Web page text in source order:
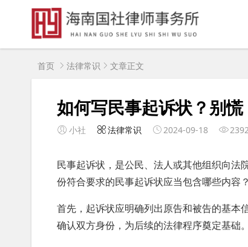
首页 法律常识 文章正文
如何写民事起诉状？别慌
小社 法律常识 2024-09-18
民事起诉状，是公民、法人或其他组织向法
份符合要求的民事起诉状应当包含哪些内容？
首先，起诉状应明确列出原告和被告的基本
确认双方身份，为后续的法律程序奠定基础。